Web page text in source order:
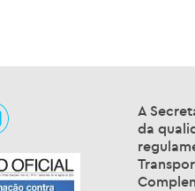
A
da